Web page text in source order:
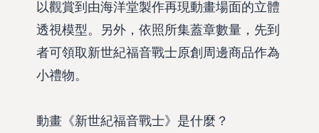
以觀賞到由海洋堂製作再現動畫場面的立體
透視模型。另外，依照所集蓋章數量，先到
者可領取新世紀福音戰士原創周邊商品作為
小禮物。
動畫《新世紀福音戰士》是什麼？